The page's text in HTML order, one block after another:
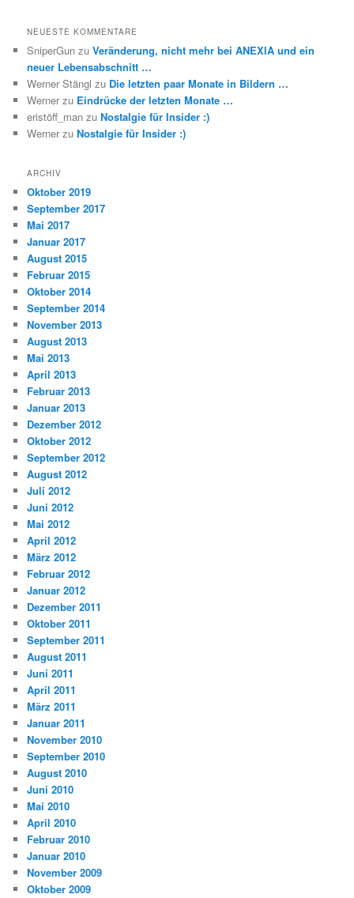
NEUESTE KOMMENTARE
SniperGun zuVeränderung, nicht mehr bei ANEXIA und ein
neuer Lebensabschnitt …
Werner Stängl zu Die letzten paar Monate in Bildern …
Werner zu Eindrücke der letzten Monate …
eristöff_man zuNostalgie für Insider :)
Werner zuNostalgie für Insider :)
ARCHIV
Oktober 2019
September 2017
Mai 2017
Januar 2017
August 2015
Februar 2015
Oktober 2014
September 2014
November 2013
August 2013
Mai 2013
April 2013
Februar 2013
Januar 2013
Dezember 2012
Oktober 2012
September 2012
August 2012
Juli 2012
Juni 2012
Mai 2012
April 2012
März 2012
Februar 2012
Januar 2012
Dezember 2011
Oktober 2011
September 2011
August 2011
Juni 2011
April 2011
März 2011
Januar 2011
November 2010
September 2010
August 2010
Juni 2010
Mai 2010
April 2010
Februar 2010
Januar 2010
November 2009
Oktober 2009